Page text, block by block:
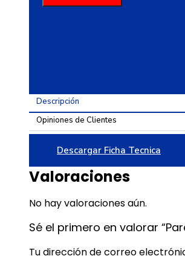
Caras
Descripción
Opiniones de Clientes
Descargar Ficha Tecnica
Valoraciones
No hay valoraciones aún.
Sé el primero en valorar
Tu dirección de correo